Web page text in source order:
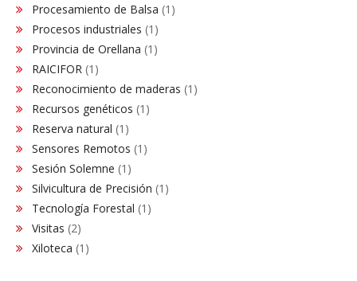
Procesamiento de Balsa (1)
Procesos industriales (1)
Provincia de Orellana (1)
RAICIFOR (1)
Reconocimiento de maderas (1)
Recursos genéticos (1)
Reserva natural (1)
Sensores Remotos (1)
Sesión Solemne (1)
Silvicultura de Precisión (1)
Tecnología Forestal (1)
Visitas (2)
Xiloteca (1)